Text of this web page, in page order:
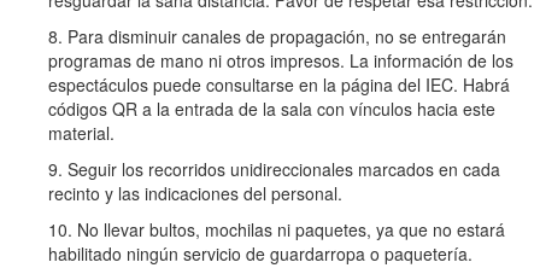
8. Para disminuir canales de propagación, no se entregarán
programas de mano ni otros impresos. La información de los
espectáculos puede consultarse en la página del IEC. Habrá
códigos QR a la entrada de la sala con vínculos hacia este
material.
9. Seguir los recorridos unidireccionales marcados en cada
recinto y las indicaciones del personal.
10. No llevar bultos, mochilas ni paquetes, ya que no estará
habilitado ningún servicio de guardarropa o paquetería.